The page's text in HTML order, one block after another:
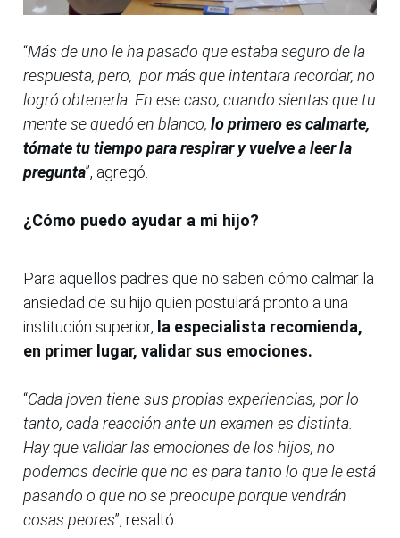
“Más de uno le ha pasado que estaba seguro de la
respuesta, pero, por más que intentara recordar, no
logró obtenerla. En ese caso, cuando sientas que tu
mente se quedó en blanco, lo primero es calmarte,
tómate tu tiempo para respirar y vuelve a leer la
pregunta”, agregó.
¿Cómo puedo ayudar a mi hijo?
Para aquellos padres que no saben cómo calmar la
ansiedad de su hijo quien postulará pronto a una
institución superior, la especialista recomienda,
en primer lugar, validar sus emociones.
“Cada joven tiene sus propias experiencias, por lo
tanto, cada reacción ante un examen es distinta.
Hay que validar las emociones de los hijos, no
podemos decirle que no es para tanto lo que le está
pasando o que no se preocupe porque vendrán
cosas peores”, resaltó.